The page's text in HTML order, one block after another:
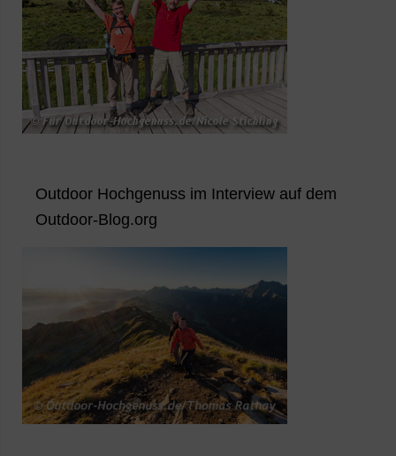
Outdoor Hochgenuss im Interview auf dem
Outdoor-Blog.org